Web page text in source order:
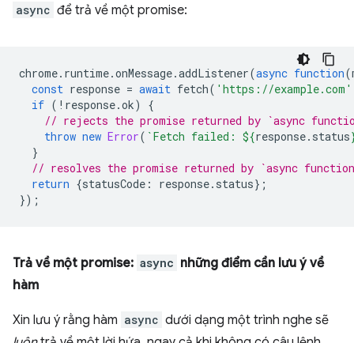
async để trả về một promise:
chrome. runtime.onMessage.addListener(async function(
const response = await fetch( 'https://example.com'
if ( ! response.ok)
{
// rejects the promise returned by `async
throw new Error( `Fetch failed: ${response. status
}
// resolves the promise returned by `async
return {statusCode : response. status};
});
Trả về một promise: async những điểm cần lưu ý về
hàm
Xin lưu ý rằng hàm async dưới dạng một trình nghe sẽ